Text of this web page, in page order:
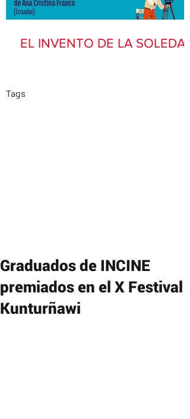
EL INVENTO DE LA SOLEDAD
Tags
Graduados de INCINE
premiados en el X Festival
Kunturñawi